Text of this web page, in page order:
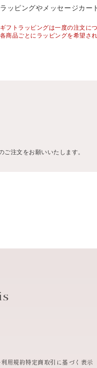
ラッピングやメッセージカー
ギフトラッピングは一度の注文に
各商品ごとにラッピングを希望さ
注文をお願いいたします。
利用規約特定商取引に基づく表示